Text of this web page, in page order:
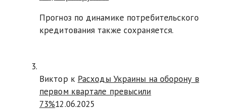
Прогноз по динамике потребительского
кредитования также сохраняется.
Виктор к Расходы Украины на оборону в
первом квартале превысили
73%12.06.2025